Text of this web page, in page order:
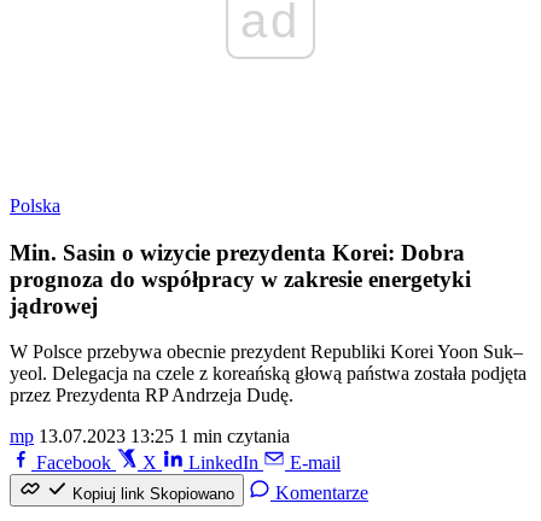
ad
Polska
Min. Sasin o wizycie prezydenta Korei: Dobra
prognoza do współpracy w zakresie energetyki
jądrowej
W Polsce przebywa obecnie prezydent Republiki Korei Yoon Suk–
yeol. Delegacja na czele z koreańską głową państwa została podjęta
przez Prezydenta RP Andrzeja Dudę.
mp 13.07.2023 13:25 1 min czytania
Facebook
X LinkedIn E-mail
Kopiuj link Skopiowano Komentarze